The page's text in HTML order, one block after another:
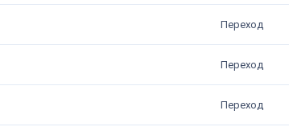
Переход
Переход
Переход